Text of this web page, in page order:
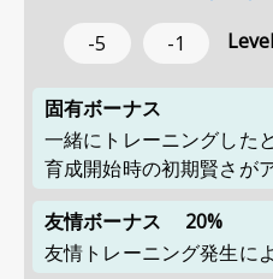
-5 -1 Level
固有ボーナス
一緒にトレーニングした
育成開始時の初期賢さが
友情ボーナス
20%
友情トレーニング発生に